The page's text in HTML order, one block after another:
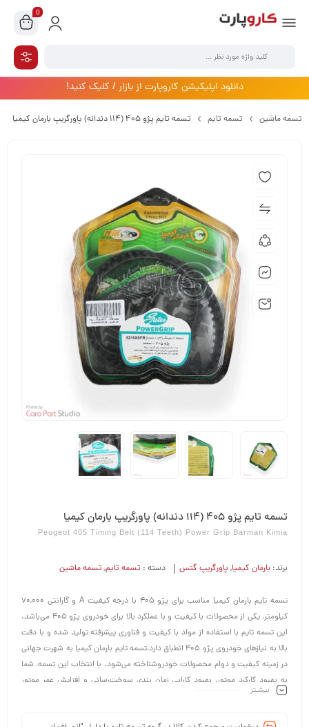
0
دانلود اپلیکیشن کاروپارت از بازار / کلیک کنید!
تسمه ماشین تسمه تایم تسمه تایم پژو 405 (114 دندانه) پاورگریپ بارمان کیمیا
تسمه تایم پژو 405 (114 دندانه) پاورگریپ بارمان کیمیا
Peugeot 405 Timing Belt (114 Teeth) Power Grip Barman Kimia
برند: بارمان کیمیا, پاورگریپ گتس دسته : تسمه تایم, تسمه ماشین
تسمه تایم بارمان کیمیا مناسب برای پژو 405 با درجه کیفیت A و گارانتی 70,000
کیلومتر، یکی از محصولات با کیفیت و با عملکرد بالا برای خودروی پژو 405 می‌باشد.
این تسمه تایم با استفاده از مواد با کیفیت و فناوری پیشرفته تولید شده و با دقت
بالا به نیازهای خودروی پژو 405 انطباق دارد،تسمه تایم بارمان کیمیا به شهرت جهانی
در زمینه کیفیت و دوام محصولات خودروشناخته می‌شود. با انتخاب این تسمه، شما
به بهبود کارکرد موتور، بهبود کارایی زمان بندی سوخت‌رسانی و افزایش عمر موتور
خودروی پژو 405 اهمیت می‌دهید.
بیشـتر